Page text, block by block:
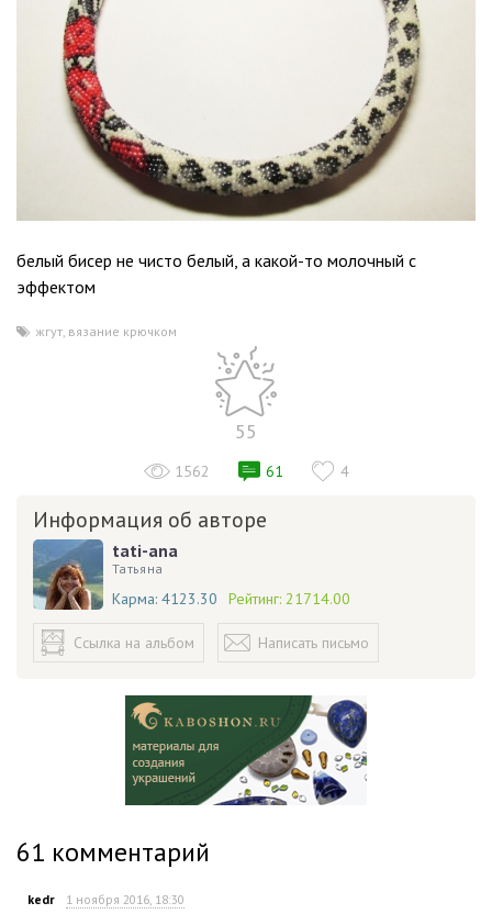
белый бисер не чисто белый, а какой-то молочный с
эффектом
жгут, вязание крючком
55
1562 61 4
Информация об авторе
tati-ana
Татьяна
Карма: 4123.30 Рейтинг: 21714.00
Ссылка на альбом Написать письмо
61 комментарий
kedr 1 ноября 2016, 18:30